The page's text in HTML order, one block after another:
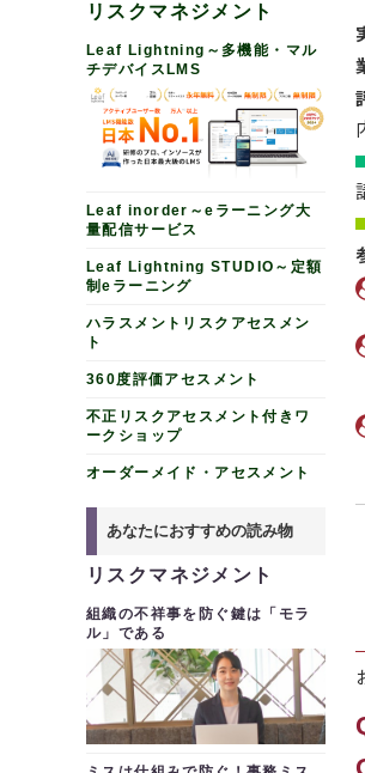
リスクマネジメント
Leaf Lightning～多機能・マル
チデバイスLMS
Leaf inorder～eラーニング大
量配信サービス
Leaf Lightning STUDIO～定額
制eラーニング
ハラスメントリスクアセスメン
ト
360度評価アセスメント
不正リスクアセスメント付きワ
ークショップ
オーダーメイド・アセスメント
あなたにおすすめの読み物
リスクマネジメント
組織の不祥事を防ぐ鍵は「モラ
ル」である